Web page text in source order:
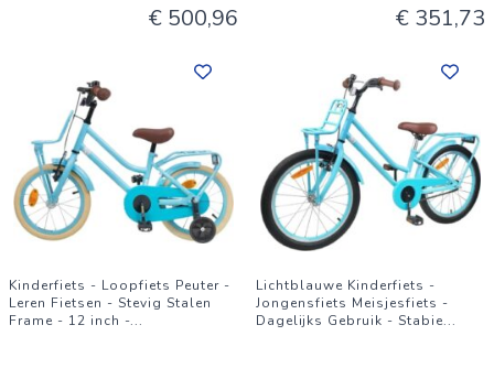
€ 500,96 € 351,73
Kinderfiets - Loopfiets Peuter -
Leren Fietsen - Stevig Stalen
Frame - 12 inch -...
Lichtblauwe Kinderfiets -
Jongensfiets Meisjesfiets -
Dagelijks Gebruik - Stabie...